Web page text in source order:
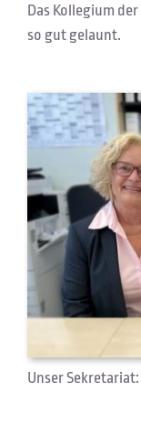
Das Kollegium
so gut gelaunt.
Unser